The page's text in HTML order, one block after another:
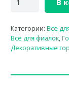
В
Категории: Все
Всё для фиалок,
Декоративные